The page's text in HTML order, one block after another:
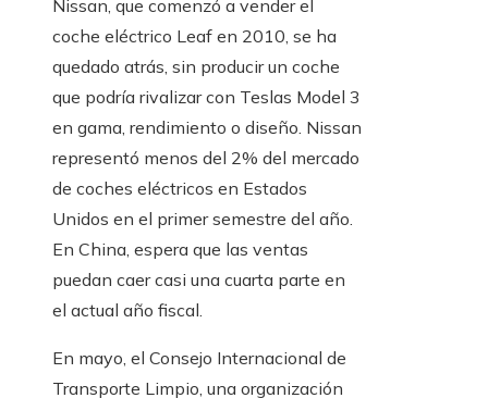
Nissan, que comenzó a vender el
coche eléctrico Leaf en 2010, se ha
quedado atrás, sin producir un coche
que podría rivalizar con Teslas Model 3
en gama, rendimiento o diseño. Nissan
representó menos del 2% del mercado
de coches eléctricos en Estados
Unidos en el primer semestre del año.
En China, espera que las ventas
puedan caer casi una cuarta parte en
el actual año fiscal.
En mayo, el Consejo Internacional de
Transporte Limpio, una organización